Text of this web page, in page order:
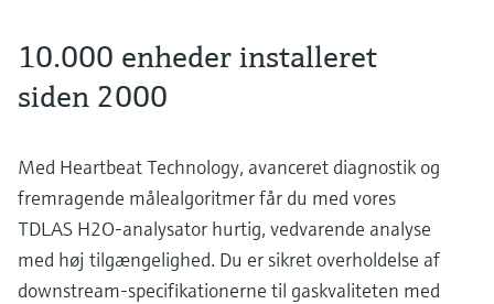
10.000 enheder installeret
siden 2000
Med Heartbeat Technology, avanceret diagnostik og
fremragende målealgoritmer får du med vores
TDLAS H2O-analysator hurtig, vedvarende analyse
med høj tilgængelighed. Du er sikret overholdelse af
downstream-specifikationerne til gaskvaliteten med